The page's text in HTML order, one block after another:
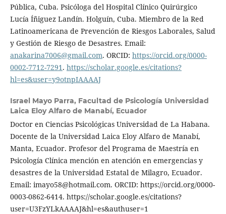
Pública, Cuba. Psicóloga del Hospital Clínico Quirúrgico
Lucía Íñiguez Landín. Holguín, Cuba. Miembro de la Red
Latinoamericana de Prevención de Riesgos Laborales, Salud
y Gestión de Riesgo de Desastres. Email:
anakarina7006@gmail.com. ORCID: https://orcid.org/0000-
0002-7712-7291 . https://scholar.google.es/citations?
hl=es&user=y9otnpIAAAAJ
Israel Mayo Parra, Facultad de Psicología Universidad
Laica Eloy Alfaro de Manabí, Ecuador
Doctor en Ciencias Psicológicas Universidad de La Habana.
Docente de la Universidad Laica Eloy Alfaro de Manabí,
Manta, Ecuador. Profesor del Programa de Maestría en
Psicología Clínica mención en atención en emergencias y
desastres de la Universidad Estatal de Milagro, Ecuador.
Email: imayo58@hotmail.com. ORCID: https://orcid.org/0000-
0003-0862-6414. https://scholar.google.es/citations?
user=U3FzYLkAAAAJ&hl=es&authuser=1